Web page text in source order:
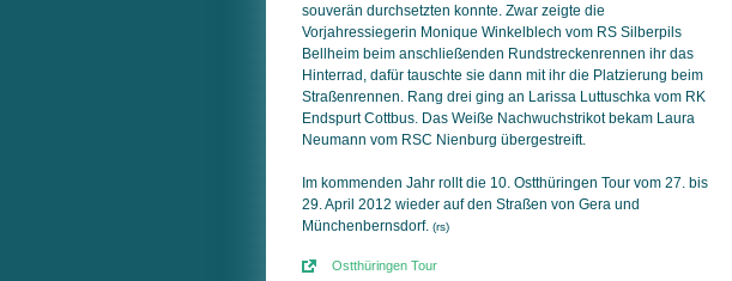
souverän durchsetzten konnte. Zwar zeigte die
Vorjahressiegerin Monique Winkelblech vom RS Silberpils
Bellheim beim anschließenden Rundstreckenrennen ihr das
Hinterrad, dafür tauschte sie dann mit ihr die Platzierung beim
Straßenrennen. Rang drei ging an Larissa Luttuschka vom RK
Endspurt Cottbus. Das Weiße Nachwuchstrikot bekam Laura
Neumann vom RSC Nienburg übergestreift.
Im kommenden Jahr rollt die 10. Ostthüringen Tour vom 27. bis
29. April 2012 wieder auf den Straßen von Gera und
Münchenbernsdorf. (rs)
Ostthüringen Tour